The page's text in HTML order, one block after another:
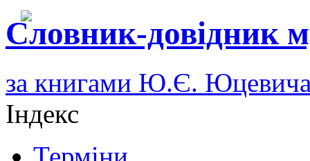
Словник-довідник
за книгами Ю.Є.
Індекс